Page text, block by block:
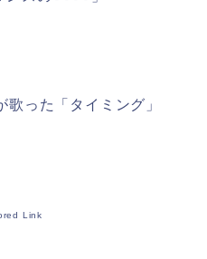
った「タイミング」
Link